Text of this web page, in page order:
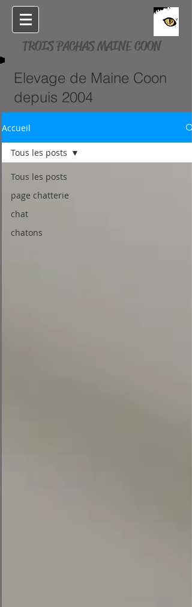
TROIS PACHAS MAINE COON
Elevage de Maine Coon
depuis 2004
Accueil
Tous les posts
page chatterie
chat
chatons
Tous les posts